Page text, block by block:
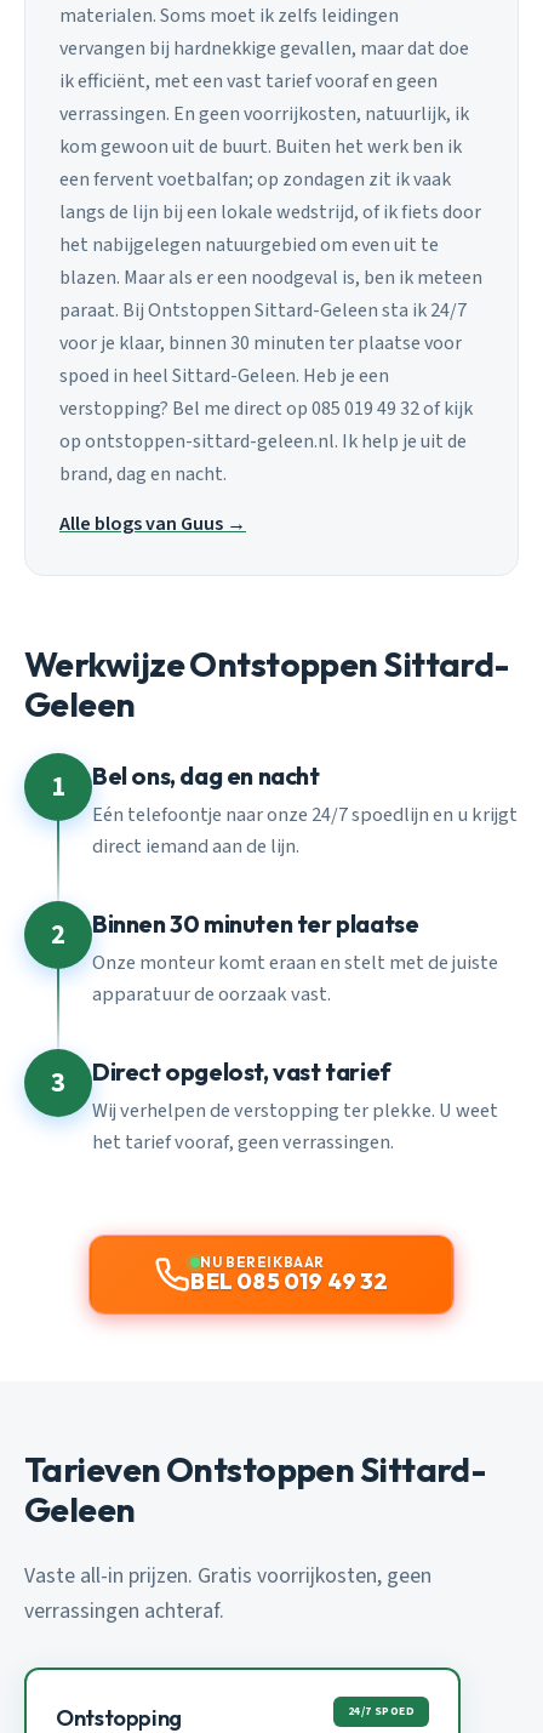
materialen. Soms moet ik zelfs leidingen
vervangen bij hardnekkige gevallen, maar dat doe
ik efficiënt, met een vast tarief vooraf en geen
verrassingen. En geen voorrijkosten, natuurlijk, ik
kom gewoon uit de buurt. Buiten het werk ben ik
een fervent voetbalfan; op zondagen zit ik vaak
langs de lijn bij een lokale wedstrijd, of ik fiets door
het nabijgelegen natuurgebied om even uit te
blazen. Maar als er een noodgeval is, ben ik meteen
paraat. Bij Ontstoppen Sittard-Geleen sta ik 24/7
voor je klaar, binnen 30 minuten ter plaatse voor
spoed in heel Sittard-Geleen. Heb je een
verstopping? Bel me direct op 085 019 49 32 of kijk
op ontstoppen-sittard-geleen.nl. Ik help je uit de
brand, dag en nacht.
Alle blogs van Guus →
Werkwijze Ontstoppen Sittard-
Geleen
1 Bel ons, dag en nacht
Eén telefoontje naar onze 24/7 spoedlijn en u krijgt
direct iemand aan de lijn.
2 Binnen 30 minuten ter plaatse
Onze monteur komt eraan en stelt met de juiste
apparatuur de oorzaak vast.
3 Direct opgelost, vast tarief
Wij verhelpen de verstopping ter plekke. U weet
het tarief vooraf, geen verrassingen.
NU BEREIKBAAR
BEL 085 019 49 32
Tarieven Ontstoppen Sittard-
Geleen
Vaste all-in prijzen. Gratis voorrijkosten, geen
verrassingen achteraf.
Ontstopping 24/7 SPOED